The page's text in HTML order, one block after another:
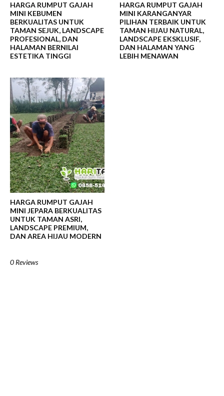
HARGA RUMPUT GAJAH
MINI KEBUMEN
BERKUALITAS UNTUK
TAMAN SEJUK, LANDSCAPE
PROFESIONAL, DAN
HALAMAN BERNILAI
ESTETIKA TINGGI
HARGA RUMPUT GAJAH
MINI KARANGANYAR
PILIHAN TERBAIK UNTUK
TAMAN HIJAU NATURAL,
LANDSCAPE EKSKLUSIF,
DAN HALAMAN YANG
LEBIH MENAWAN
HARGA RUMPUT GAJAH
MINI JEPARA BERKUALITAS
UNTUK TAMAN ASRI,
LANDSCAPE PREMIUM,
DAN AREA HIJAU MODERN
0 Reviews